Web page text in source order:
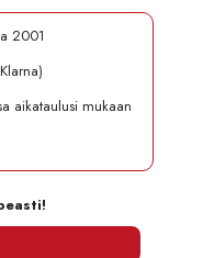
2001
aikataulusi mukaan